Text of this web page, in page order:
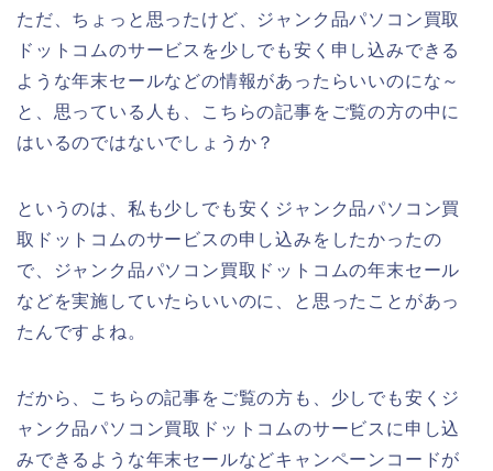
ただ、ちょっと思ったけど、ジャンク品パソコン買取
ドットコムのサービスを少しでも安く申し込みできる
ような年末セールなどの情報があったらいいのにな～
と、思っている人も、こちらの記事をご覧の方の中に
はいるのではないでしょうか？
というのは、私も少しでも安くジャンク品パソコン買
取ドットコムのサービスの申し込みをしたかったの
で、ジャンク品パソコン買取ドットコムの年末セール
などを実施していたらいいのに、と思ったことがあっ
たんですよね。
だから、こちらの記事をご覧の方も、少しでも安くジ
ャンク品パソコン買取ドットコムのサービスに申し込
みできるような年末セールなどキャンペーンコードが